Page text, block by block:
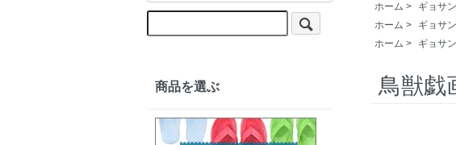
ホーム > ギョサ
ホーム > ギョサ
ホーム > ギョサ
鳥獣戯
商品を選ぶ